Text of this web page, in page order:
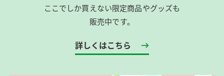
ここでしか買えない限定商品やグッズも
販売中です。
詳しくはこちら